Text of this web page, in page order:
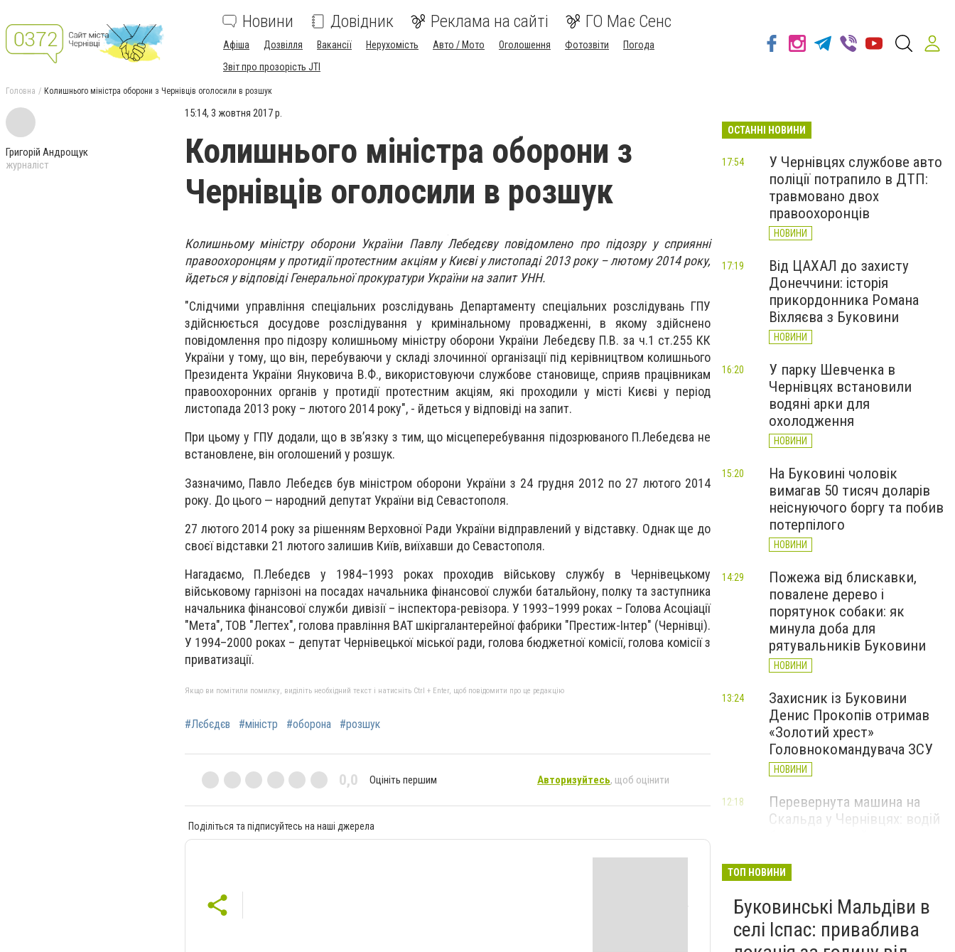
Новини Довідник Реклама на сайті ГО Має Сенс
Афіша Дозвілля Вакансії Нерухомість Авто / Мото Оголошення Фотозвіти
Погода
Звіт про прозорість JTI
Головна Колишнього міністра оборони з Чернівців оголосили в розшук
Григорій Андрощук
журналіст
15:14, 3 жовтня 2017 р.
Колишнього міністра оборони з
Чернівців оголосили в розшук
Колишньому міністру оборони України Павлу Лебедєву повідомлено про підозру у сприянні
правоохоронцям у протидії протестним акціям у Києві у листопаді 2013 року – лютому 2014 року,
йдеться у відповіді Генеральної прокуратури України на запит УНН.
"Слідчими управління спеціальних розслідувань Департаменту спеціальних розслідувань ГПУ
здійснюється досудове розслідування у кримінальному провадженні, в якому здійснено
повідомлення про підозру колишньому міністру оборони України Лебедєву П.В. за ч.1 ст.255 КК
України у тому, що він, перебуваючи у складі злочинної організації під керівництвом колишнього
Президента України Януковича В.Ф., використовуючи службове становище, сприяв працівникам
правоохоронних органів у протидії протестним акціям, які проходили у місті Києві у період
листопада 2013 року – лютого 2014 року", - йдеться у відповіді на запит.
При цьому у ГПУ додали, що в зв’язку з тим, що місцеперебування підозрюваного П.Лебедєва не
встановлене, він оголошений у розшук.
Зазначимо, Павло Лебедєв був міністром оборони України з 24 грудня 2012 по 27 лютого 2014
року. До цього — народний депутат України від Севастополя.
27 лютого 2014 року за рішенням Верховної Ради України відправлений у відставку. Однак ще до
своєї відставки 21 лютого залишив Київ, виїхавши до Севастополя.
Нагадаємо, П.Лебедєв у 1984–1993 роках проходив військову службу в Чернівецькому
військовому гарнізоні на посадах начальника фінансової служби батальйону, полку та заступника
начальника фінансової служби дивізії – інспектора-ревізора. У 1993–1999 роках – Голова Асоціації
"Мета", ТОВ "Легтех", голова правління ВАТ шкіргалантерейної фабрики "Престиж-Інтер" (Чернівці).
У 1994–2000 роках – депутат Чернівецької міської ради, голова бюджетної комісії, голова комісії з
приватизації.
Якщо ви помітили помилку, виділіть необхідний текст і натисніть Ctrl + Enter, щоб повідомити про це редакцію
#Лєбєдєв #міністр #оборона #розшук
0,0 Оцініть першим Авторизуйтесь, щоб оцінити
Поділіться та підписуйтесь на наші джерела
ОСТАННІ НОВИНИ
У Чернівцях службове авто
поліції потрапило в ДТП:
травмовано двох
правоохоронців
НОВИНИ
17:54
Від ЦАХАЛ до захисту
Донеччини: історія
прикордонника Романа
Віхляєва з Буковини
НОВИНИ
17:19
У парку Шевченка в
Чернівцях встановили
водяні арки для
охолодження
НОВИНИ
16:20
На Буковині чоловік
вимагав 50 тисяч доларів
неіснуючого боргу та побив
потерпілого
НОВИНИ
15:20
Пожежа від блискавки,
повалене дерево і
порятунок собаки: як
минула доба для
рятувальників Буковини
НОВИНИ
14:29
Захисник із Буковини
Денис Прокопів отримав
«Золотий хрест»
Головнокомандувача ЗСУ
НОВИНИ
13:24
Перевернута машина на
Скальда у Чернівцях: водій
12:18
зафіксували новий
історичний температурний
максимум
ТОП НОВИНИ
Буковинські Мальдіви в
селі Іспас: приваблива